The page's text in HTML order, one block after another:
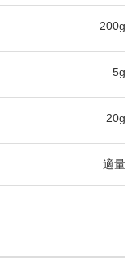
200g
5g
20g
適量